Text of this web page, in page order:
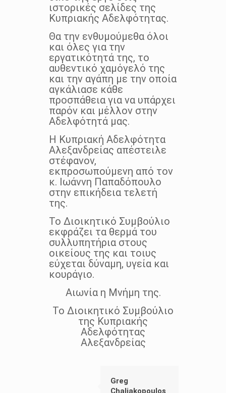
ιστορικές σελίδες της
Κυπριακής Αδελφότητας.
Θα την ενθυμούμεθα όλοι
και όλες για την
εργατικότητά της, το
αυθεντικό χαμόγελό της
και την αγάπη με την οποία
αγκάλιασε κάθε
προσπάθεια για να υπάρχει
παρόν και μέλλον στην
Αδελφότητά μας.
Η Κυπριακή Αδελφότητα
Αλεξανδρείας απέστειλε
στέφανον,
εκπροσωπούμενη από τον
κ. Ιωάννη Παπαδόπουλο
στην επικήδεια τελετή
της.
Το Διοικητικό Συμβούλιο
εκφράζει τα θερμά του
συλλυπητήρια στους
οικείους της και τοιυς
εύχεται δύναμη, υγεία και
κουράγιο.
Αιωνία η Μνήμη της.
Το Διοικητικό Συμβούλιο
της Κυπριακής
Αδελφότητας
Αλεξανδρείας
Greg
Chaliakopoulos